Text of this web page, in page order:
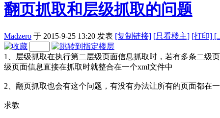
翻页抓取和层级抓取的问题
Madzero 于 2015-9-25 13:20 发表 [复制链接] [只看楼主] [打印] [
1、层级抓取在执行第二层级页面信息抓取时，若有多条二级
级页面信息直接在抓取时就整合在一个xml文件中
2、翻页抓取也会有这个问题，有没有办法让所有的页面都在
求教